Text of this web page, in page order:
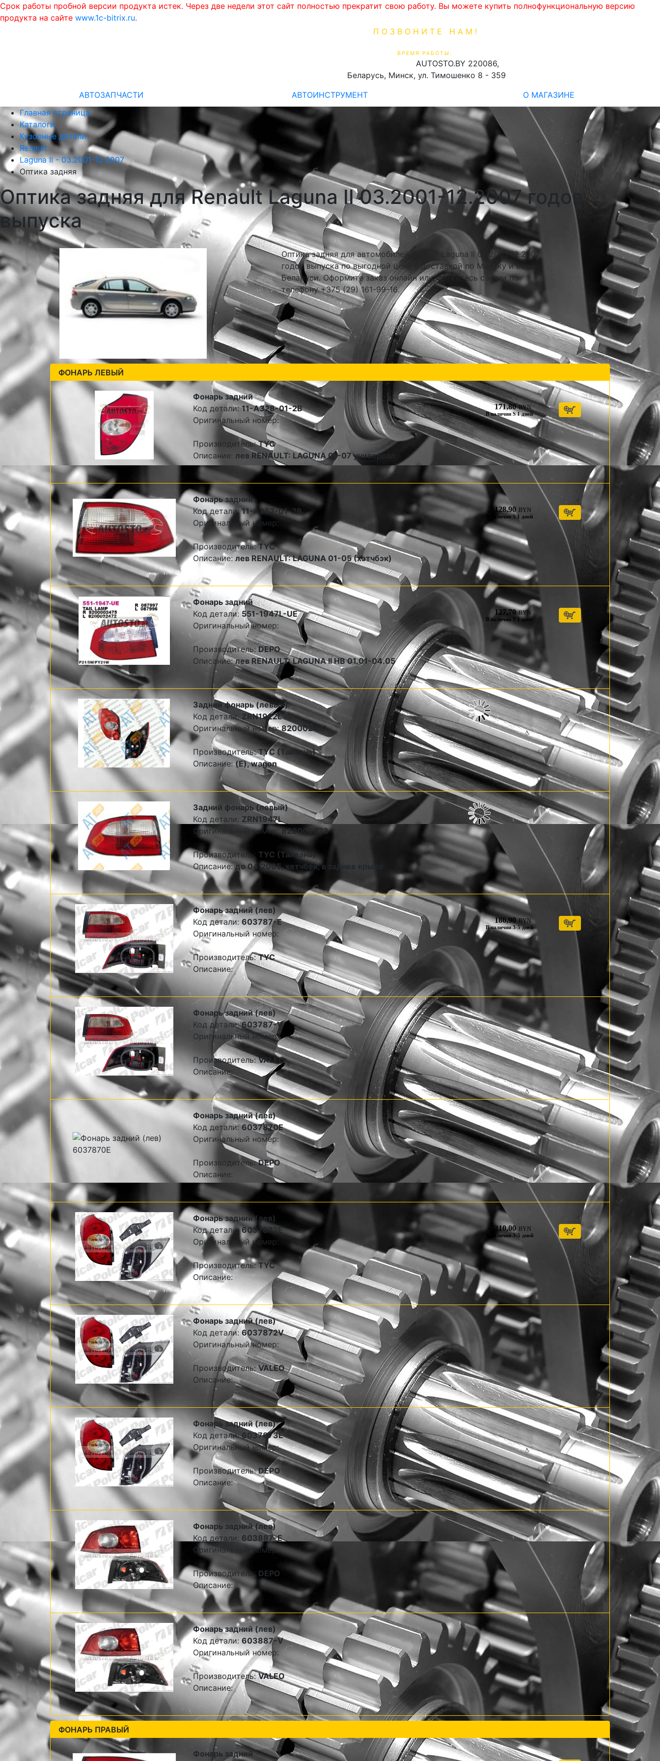
Срок работы пробной версии продукта истек. Через две недели этот сайт полностью прекратит свою работу. Вы можете купить полнофункциональную версию
продукта на сайте www.1c-bitrix.ru.
ПОЗВОНИТЕ НАМ!
ВРЕМЯ РАБОТЫ:
AUTOSTO.BY 220086,
Беларусь, Минск, ул. Тимошенко 8 - 359
АВТОЗАПЧАСТИ АВТОИНСТРУМЕНТ
О МАГАЗИНЕ
Главная страница
Каталоги
Кузовные детали
Renault
Laguna II - 03.2001-12.2007
Оптика задняя
Оптика задняя для Renault Laguna II 03.2001-12.2007 годов
выпуска
Оптика задняя для автомобилей Renault Laguna II 03.2001-12.2007
годов выпуска по выгодной цене с доставкой по Минску и всей
Беларуси. Оформите заказ онлайн или свяжитесь с нами по
телефону +375 (29) 161-99-16.
ФОНАРЬ ЛЕВЫЙ
Фонарь задний
Код детали:11-A328-01-2B
Оригинальный номер:
Производитель:TYC
Описание: лев RENAULT: LAGUNA 01-07 универсал
В наличии S 1 дней
171,80 BYN
Фонарь задний
Код детали:11-A352-01-2B
Оригинальный номер:
Производитель:TYC
Описание: лев RENAULT: LAGUNA 01-05 (хэтчбэк)
В наличии S 1 дней
128,90 BYN
Фонарь задний
Код детали:551-1947L-UE
Оригинальный номер:
Производитель:DEPO
Описание:лев RENAULT: LAGUNA II HB 01.01-04.05
В наличии S 1 дней
127,70 BYN
Задний фонарь (левый)
Код детали:ZRN1922L
Оригинальный номер:820002471
Производитель:TYC (Тайвань)
Описание:(E), wagon
Задний фонарь (левый)
Код детали: ZRN1947L
Оригинальный номер:820002473
Производитель: TYC (Тайвань)
Описание:до 04.2005, хетчбек, в заднее крыло
Фонарь задний (лев)
Код детали: 603787-E
Оригинальный номер:
Производитель:TYC
Описание:
В наличии 3-5 дней
186,90 BYN
Фонарь задний (лев)
Код детали:603787-V
Оригинальный номер:
Производитель:VALEO
Описание:
Фонарь задний (лев)
Код детали:6037870E
Оригинальный номер:
Производитель:DEPO
Описание:
Фонарь задний (лев)
Код детали:6037872E
Оригинальный номер:
Производитель:TYC
Описание:
В наличии 3-5 дней
210,00 BYN
Фонарь задний (лев)
Код детали: 6037872V
Оригинальный номер:
Производитель:VALEO
Описание:
Фонарь задний (лев)
Код детали:6037873E
Оригинальный номер:
Производитель:DEPO
Описание:
Фонарь задний (лев)
Код детали: 603887-E
Оригинальный номер:
Производитель: DEPO
Описание:
Фонарь задний (лев)
Код детали: 603887-V
Оригинальный номер:
Производитель:VALEO
Описание:
ФОНАРЬ ПРАВЫЙ
Фонарь задний